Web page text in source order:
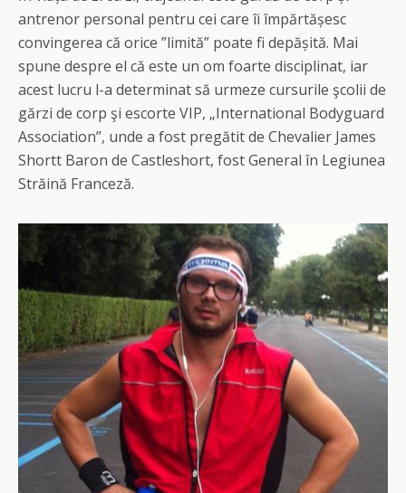
antrenor personal pentru cei care îi împărtășesc
convingerea că orice ”limită” poate fi depășită. Mai
spune despre el că este un om foarte disciplinat, iar
acest lucru l-a determinat să urmeze cursurile şcolii de
gărzi de corp şi escorte VIP, „International Bodyguard
Association”, unde a fost pregătit de Chevalier James
Shortt Baron de Castleshort, fost General în Legiunea
Străină Franceză.